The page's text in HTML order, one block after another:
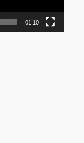
01:10